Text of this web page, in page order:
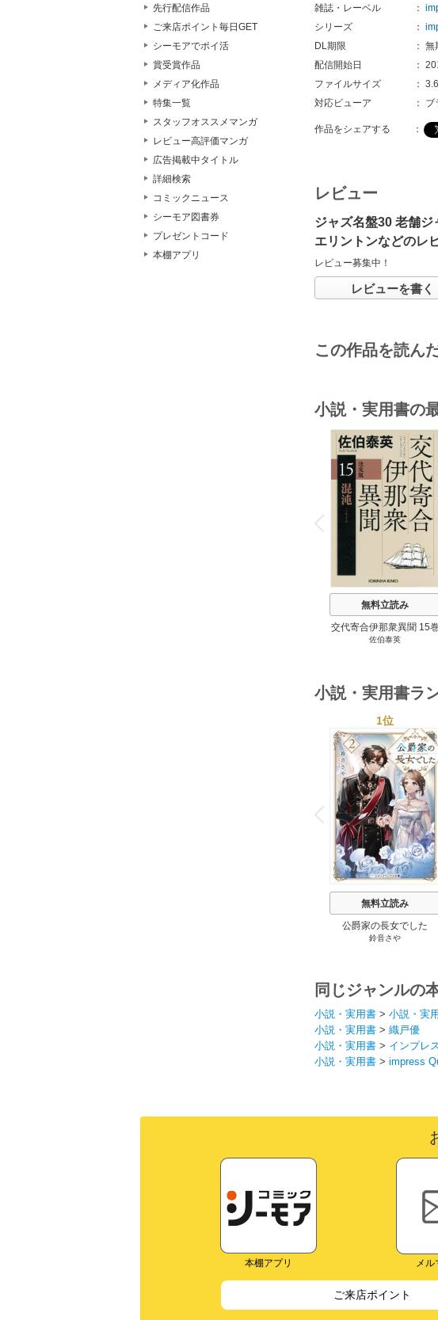
先行配信作品
ご来店ポイント毎日GET
シーモアでポイ活
賞受賞作品
メディア化作品
特集一覧
スタッフオススメマンガ
レビュー高評価マンガ
広告掲載中タイトル
詳細検索
コミックニュース
シーモア図書券
プレゼントコード
本棚アプリ
雑誌・レーベル
：
シリーズ
：
DL期限
： 無
配信開始日
：
ファイルサイズ
：
対応ビューア
： ブ
作品をシェアする ：
レビュー
ジャズ名盤30 老舗ジ
エリントンなどのレ
レビュー募集中！
レビューを書く
この作品を読ん
小説・実用書の
P
r
e
i
o
u
s
無料立読み
交代寄合伊那衆異聞 15巻
佐伯泰英
小説・実用書ラ
P
r
e
v
i
o
u
s
1位
無料立読み
公爵家の長女でした
鈴音さや
同じジャンルの
小説・実用書 > 小説・実
小説・実用書 > 織戸優
小説・実用書 > インプレ
小説・実用書 > impress
本棚アプリ メル
ご来店ポイント